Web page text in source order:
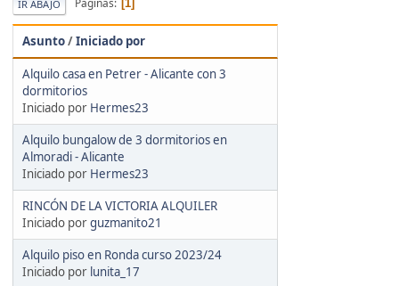
IR ABAJO Páginas 1
Asunto/Iniciado por
Alquilo casa en Petrer - Alicante con 3
dormitorios
Iniciado por Hermes23
Alquilo bungalow de 3 dormitorios en
Almoradi - Alicante
Iniciado por Hermes23
RINCÓN DE LA VICTORIA ALQUILER
Iniciado porguzmanito21
Alquilo piso en Ronda curso 2023/24
Iniciado por lunita_17